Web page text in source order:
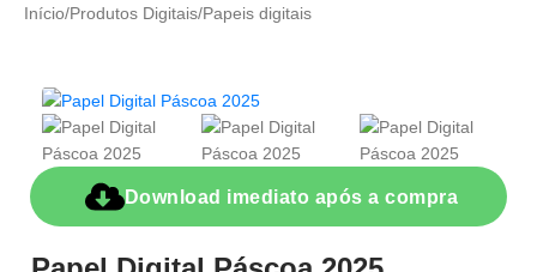
Início/Produtos Digitais/Papeis digitais
Download imediato após a compra